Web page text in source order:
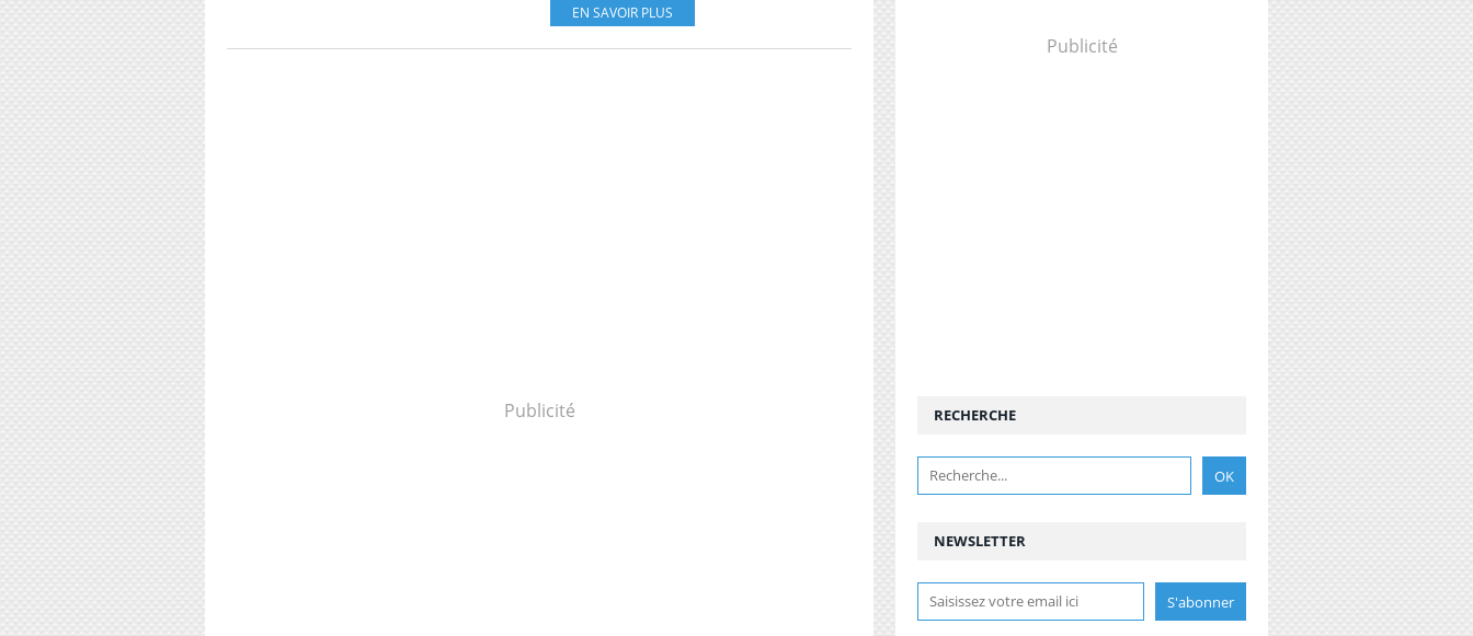
EN SAVOIR PLUS
Publicité
Publicité
NEWSLETTER
RECHERCHE